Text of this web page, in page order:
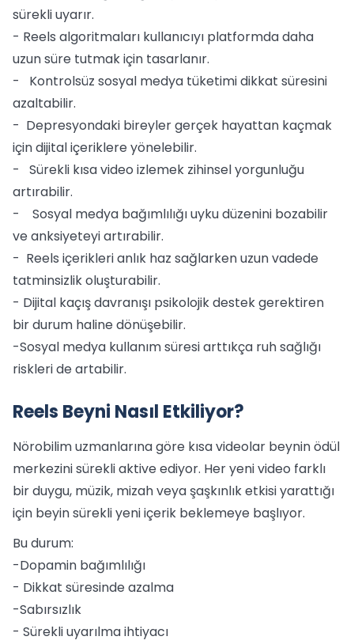
sürekli uyarır.
- Reels algoritmaları kullanıcıyı platformda daha
uzun süre tutmak için tasarlanır.
- Kontrolsüz sosyal medya tüketimi dikkat süresini
azaltabilir.
- Depresyondaki bireyler gerçek hayattan kaçmak
için dijital içeriklere yönelebilir.
- Sürekli kısa video izlemek zihinsel yorgunluğu
artırabilir.
- Sosyal medya bağımlılığı uyku düzenini bozabilir
ve anksiyeteyi artırabilir.
- Reels içerikleri anlık haz sağlarken uzun vadede
tatminsizlik oluşturabilir.
- Dijital kaçış davranışı psikolojik destek gerektiren
bir durum haline dönüşebilir.
-Sosyal medya kullanım süresi arttıkça ruh sağlığı
riskleri de artabilir.
Reels Beyni Nasıl Etkiliyor?
Nörobilim uzmanlarına göre kısa videolar beynin ödül
merkezini sürekli aktive ediyor. Her yeni video farklı
bir duygu, müzik, mizah veya şaşkınlık etkisi yarattığı
için beyin sürekli yeni içerik beklemeye başlıyor.
Bu durum:
-Dopamin bağımlılığı
- Dikkat süresinde azalma
-Sabırsızlık
- Sürekli uyarılma ihtiyacı